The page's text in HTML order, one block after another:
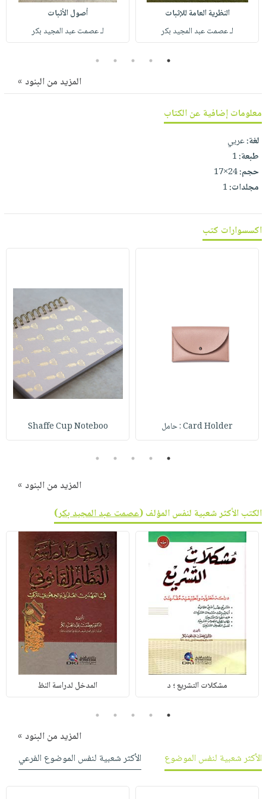
صابون
أطفال
مناسبات
فيديوهات
أسئلة
يتكرر
نيل
وفرات
كتابك
تواصل
معنا
التسوق
النظرية العامة للإثبات
لـ عصمت عبد المجيد بكر
أصول الأثبات
لـ عصمت عبد المجيد بكر
1
2
3
4
5
المزيد من البنود »
معلومات إضافية عن الكتاب
لغة:عربي
طبعة:1
حجم:24×17
مجلدات:1
اكسسوارات كتب
Card Holder : حامل Shaffe Cup Noteboo
1
2
3
4
5
المزيد من البنود »
الكتب الأكثر شعبية لنفس المؤلف (عصمت عبد المجيد بكر)
مشكلات التشريع ؛ د المدخل لدراسة النظ
1
2
3
4
5
المزيد من البنود »
الأكثر شعبية لنفس الموضوع
الأكثر شعبية لنفس الموضوع الفرعي